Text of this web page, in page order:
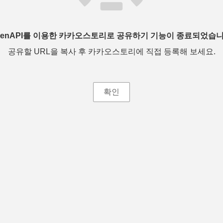
를 이용한 카카오스토리로 공유하기 기능이 종료되었습
공유할 URL을 복사 후 카카오스토리에 직접 등록해 보세요.
확인